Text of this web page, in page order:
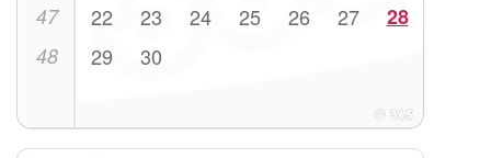
47 22 23 24 25 26 27 28
48 29 30